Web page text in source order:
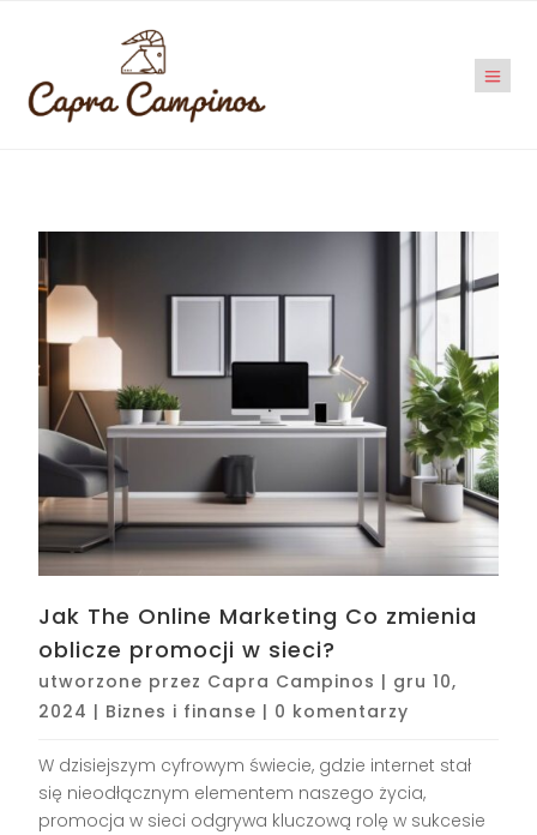
Jak The Online Marketing Co zmienia
oblicze promocji w sieci?
utworzone przez Capra Campinos | gru 10,
2024 | Biznes i finanse | 0 komentarzy
W dzisiejszym cyfrowym świecie, gdzie internet stał
się nieodłącznym elementem naszego życia,
promocja w sieci odgrywa kluczową rolę w sukcesie